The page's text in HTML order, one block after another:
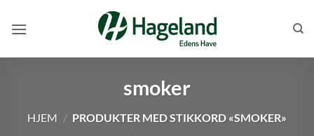
smoker
HJEM / PRODUKTER MED STIKKORD «SMOKER»